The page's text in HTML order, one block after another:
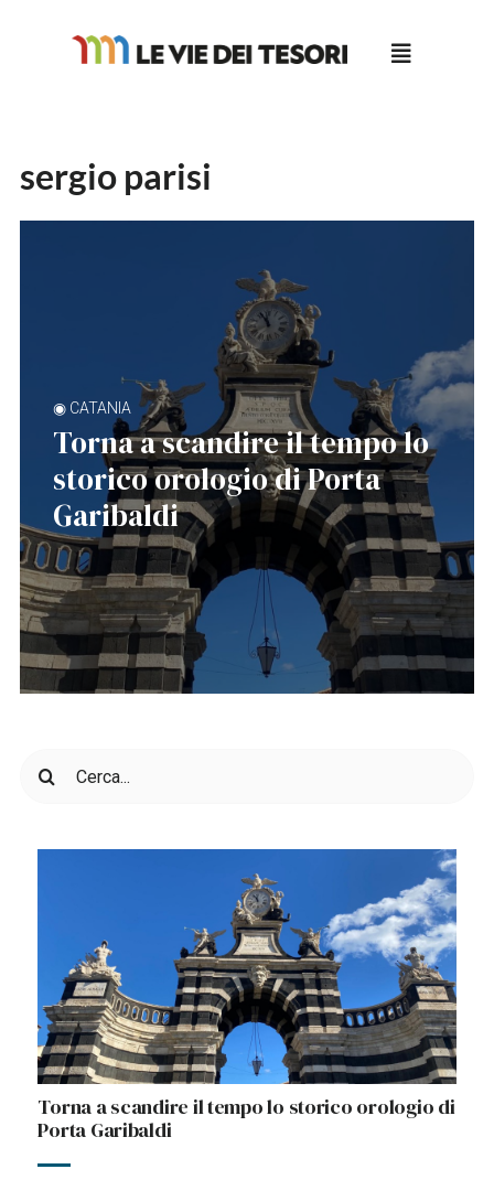
sergio parisi
◉ CATANIA
Torna a scandire il tempo lo
storico orologio di Porta
Garibaldi
per:
Torna a scandire il tempo lo storico orologio di
Porta Garibaldi